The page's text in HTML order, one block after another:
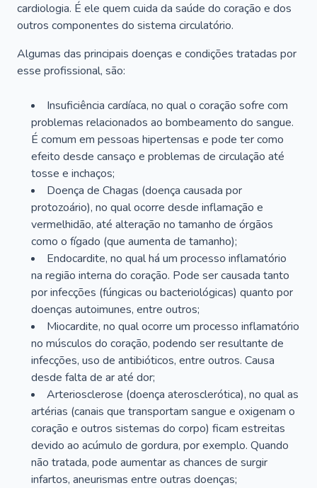
cardiologia. É ele quem cuida da saúde do coração e dos
outros componentes do sistema circulatório.
Algumas das principais doenças e condições tratadas por
esse profissional, são:
Insuficiência cardíaca, no qual o coração sofre com
problemas relacionados ao bombeamento do sangue.
É comum em pessoas hipertensas e pode ter como
efeito desde cansaço e problemas de circulação até
tosse e inchaços;
Doença de Chagas (doença causada por
protozoário), no qual ocorre desde inflamação e
vermelhidão, até alteração no tamanho de órgãos
como o fígado (que aumenta de tamanho);
Endocardite, no qual há um processo inflamatório
na região interna do coração. Pode ser causada tanto
por infecções (fúngicas ou bacteriológicas) quanto por
doenças autoimunes, entre outros;
Miocardite, no qual ocorre um processo inflamatório
no músculos do coração, podendo ser resultante de
infecções, uso de antibióticos, entre outros. Causa
desde falta de ar até dor;
Arteriosclerose (doença aterosclerótica), no qual as
artérias (canais que transportam sangue e oxigenam o
coração e outros sistemas do corpo) ficam estreitas
devido ao acúmulo de gordura, por exemplo. Quando
não tratada, pode aumentar as chances de surgir
infartos, aneurismas entre outras doenças;